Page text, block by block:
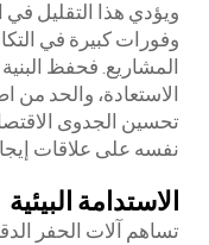
ويؤدي هذا التقليل
وفورات كبيرة في
المشاريع. فحفظ
الاستعادة، والحد
تحسين الجدوى
نفسه على علاقات
الاستدامة البيئية
تساهم آلات الحفر